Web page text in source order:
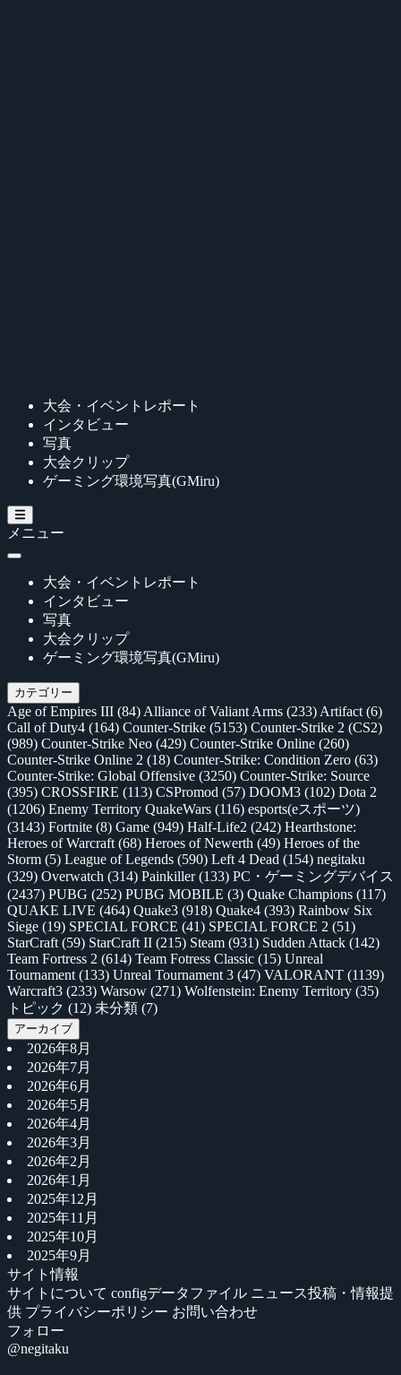
大会・イベントレポート
インタビュー
写真
大会クリップ
ゲーミング環境写真(GMiru)
メニュー
大会・イベントレポート
インタビュー
写真
大会クリップ
ゲーミング環境写真(GMiru)
カテゴリー
Age of Empires III (84) Alliance of Valiant Arms (233) Artifact (6)
Call of Duty4 (164) Counter-Strike (5153) Counter-Strike 2 (CS2)
(989) Counter-Strike Neo (429) Counter-Strike Online (260)
Counter-Strike Online 2 (18) Counter-Strike: Condition Zero (63)
Counter-Strike: Global Offensive (3250) Counter-Strike: Source
(395) CROSSFIRE (113) CSPromod (57) DOOM3 (102) Dota 2
(1206) Enemy Territory QuakeWars (116) esports(eスポーツ)
(3143) Fortnite (8) Game (949) Half-Life2 (242) Hearthstone:
Heroes of Warcraft (68) Heroes of Newerth (49) Heroes of the
Storm (5) League of Legends (590) Left 4 Dead (154) negitaku
(329) Overwatch (314) Painkiller(133) PC・ゲーミングデバイス
(2437) PUBG (252) PUBG MOBILE (3) Quake Champions (117)
QUAKE LIVE (464) Quake3 (918) Quake4 (393) Rainbow Six
Siege (19) SPECIAL FORCE (41) SPECIAL FORCE 2 (51)
StarCraft (59) StarCraft II (215) Steam (931) Sudden Attack (142)
Team Fortress 2 (614) Team Fotress Classic (15) Unreal
Tournament (133) Unreal Tournament 3 (47) VALORANT (1139)
Warcraft3 (233) Warsow (271) Wolfenstein: Enemy Territory (35)
トピック (12) 未分類 (7)
アーカイブ
2026年8月
2026年7月
2026年6月
2026年5月
2026年4月
2026年3月
2026年2月
2026年1月
2025年12月
2025年11月
2025年10月
2025年9月
サイト情報
サイトについて configデータファイル ニュース投稿・情報提
供 プライバシーポリシー お問い合わせ
フォロー
@negitaku